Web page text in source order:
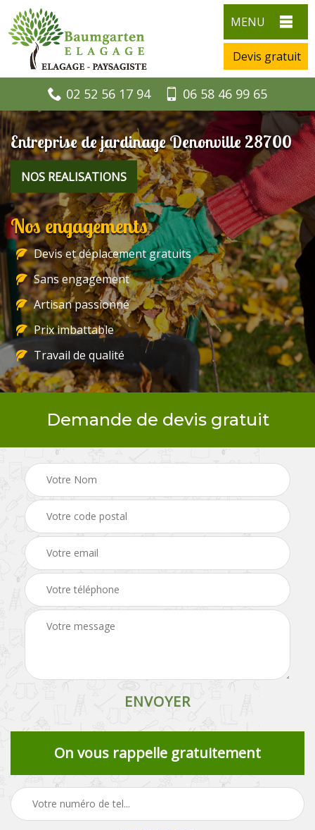
MENU
Devis gratuit
02 52 56 17 94 06 58 46 99 65
Entreprise de jardinage Denonville 28700
NOS REALISATIONS
Nos engagements
Devis et déplacement gratuits
Sans engagement
Artisan passionné
Prix imbattable
Travail de qualité
Demande de devis gratuit
On vous rappelle gratuitement